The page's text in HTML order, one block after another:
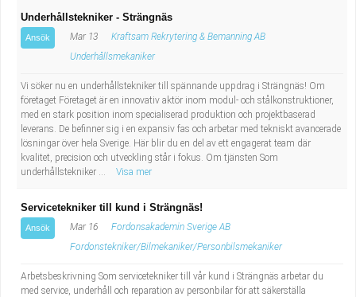
Underhållstekniker - Strängnäs
Ansök Mar 13
Kraftsam Rekrytering & Bemanning AB
Underhållsmekaniker
Vi söker nu en underhållstekniker till spännande uppdrag i Strängnäs! Om
företaget Företaget är en innovativ aktör inom modul- och stålkonstruktioner,
med en stark position inom specialiserad produktion och projektbaserad
leverans. De befinner sig i en expansiv fas och arbetar med tekniskt avancerade
lösningar över hela Sverige. Här blir du en del av ett engagerat team där
kvalitet, precision och utveckling står i fokus. Om tjänsten Som
underhållstekniker ...
Visa mer
Servicetekniker till kund i Strängnäs!
Ansök Mar 16
Fordonsakademin Sverige AB
Fordonstekniker/Bilmekaniker/Personbilsmekaniker
Arbetsbeskrivning Som servicetekniker till vår kund i Strängnäs arbetar du
med service, underhåll och reparation av personbilar för att säkerställa